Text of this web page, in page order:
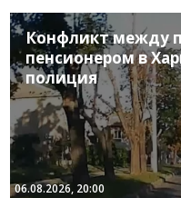
Конфликт между
пенсионером в
полиция
06.08.2026, 20:00